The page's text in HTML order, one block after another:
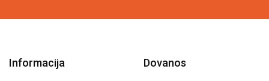
Informacija Dovanos